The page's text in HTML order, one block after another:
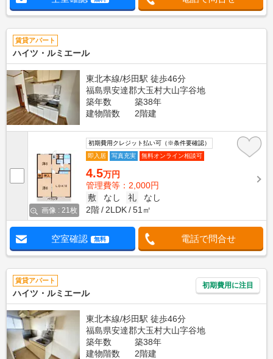
賃貸アパート
ハイツ・ルミエール
東北本線/杉田駅 徒歩46分
福島県安達郡大玉村大山字谷地
築年数
築38年
建物階数
2階建
画像 : 21枚
初期費用クレジット払い可（※条件要確認）
即入居
写真充実 無料オンライン相談可
4.5万円
管理費等：2,000円
敷
なし 礼
なし
2階
2LDK 51㎡
空室確認 無料 電話で問合せ
賃貸アパート
ハイツ・ルミエール
初期費用に注目
東北本線/杉田駅 徒歩46分
福島県安達郡大玉村大山字谷地
築年数
築38年
建物階数
2階建